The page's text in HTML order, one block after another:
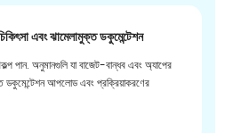
এবং ঝামেলামুক্ত ডকুমেন্টেশন
পান. অনুমানগুলি যা বাজেট-বান্ধব এবং অ্যাপের
ডকুমেন্টেশন আপলোড এবং প্রক্রিয়াকরণের